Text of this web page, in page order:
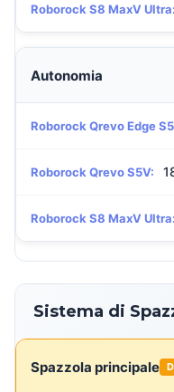
Roborock S8 MaxV Ultra:
Autonomia
Roborock Qrevo Edge
Roborock Qrevo S5V:
Roborock S8 MaxV Ultra:
Sistema di
Spazzola principale